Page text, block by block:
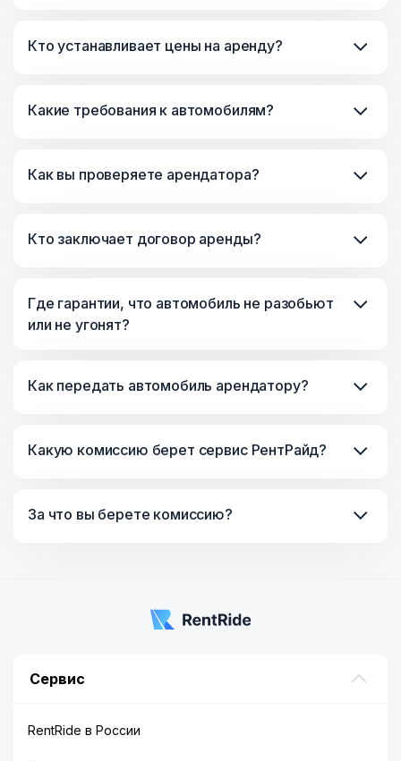
Кто устанавливает цены на аренду?
Какие требования к автомобилям?
Как вы проверяете арендатора?
Кто заключает договор аренды?
Где гарантии, что автомобиль не разобьют
или не угонят?
Как передать автомобиль арендатору?
Какую комиссию берет сервис РентРайд?
За что вы берете комиссию?
Сервис
RentRide в России